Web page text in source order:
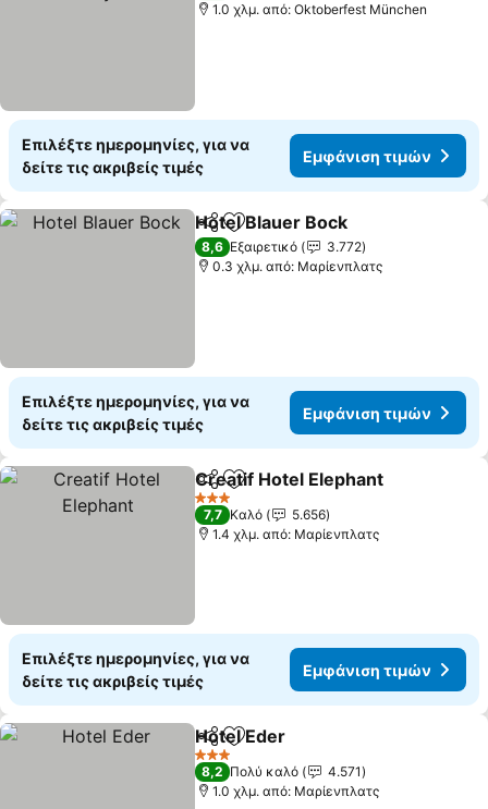
1.0 χλμ. από: Oktoberfest München
Επιλέξτε ημερομηνίες, για να
δείτε τις ακριβείς τιμές
Εμφάνιση τιμών
Κοινοποίηση
Προσθήκη στα αγαπημένα
Hotel Blauer Bock
8,6 Εξαιρετικό
3.772
0.3 χλμ. από: Μαρίενπλατς
Επιλέξτε ημερομηνίες, για να
δείτε τις ακριβείς τιμές
Εμφάνιση τιμών
Κοινοποίηση
Προσθήκη στα αγαπημένα
Creatif Hotel Elephant
3 Αστέρια
7,7 Καλό
5.656
1.4 χλμ. από: Μαρίενπλατς
Επιλέξτε ημερομηνίες, για να
δείτε τις ακριβείς τιμές
Εμφάνιση τιμών
Κοινοποίηση
Προσθήκη στα αγαπημένα
Hotel Eder
3 Αστέρια
8,2 Πολύ καλό
4.571
1.0 χλμ. από: Μαρίενπλατς